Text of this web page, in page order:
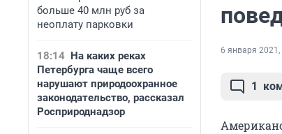
больше 40 млн руб за
неоплату парковки
18:14 На каких реках
Петербурга чаще всего
нарушают природоохранное
законодательство, рассказал
Росприроднадзор
6 января 2021,
1